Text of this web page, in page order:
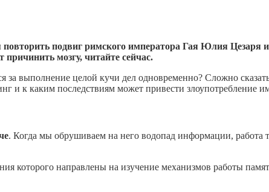
подвиг римского императора Гая Юлия Цезаря
мозгу, читайте сейчас.
за выполнение целой кучи дел одновременно? Сложно
и к каким последствиям может привести злоупотребление
. Когда мы обрушиваем на него водопад информации, работа
которого направлены на изучение механизмов работы